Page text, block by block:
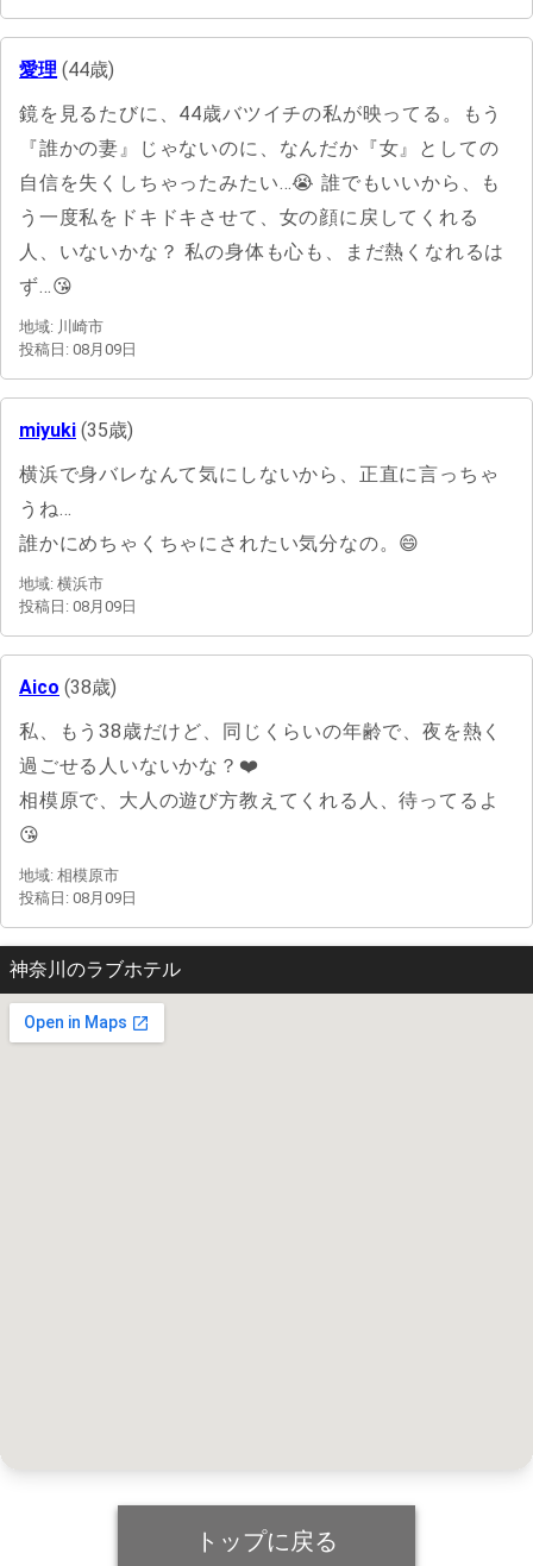
愛理 (44歳)
鏡を見るたびに、44歳バツイチの私が映ってる。もう
『誰かの妻』じゃないのに、なんだか『女』としての
自信を失くしちゃったみたい…😭 誰でもいいから、も
う一度私をドキドキさせて、女の顔に戻してくれる
人、いないかな？ 私の身体も心も、まだ熱くなれるは
ず…😘
地域: 川崎市
投稿日: 08月09日
miyuki (35歳)
横浜で身バレなんて気にしないから、正直に言っちゃ
うね…
誰かにめちゃくちゃにされたい気分なの。😄
地域: 横浜市
投稿日: 08月09日
Aico (38歳)
私、もう38歳だけど、同じくらいの年齢で、夜を熱く
過ごせる人いないかな？❤️
相模原で、大人の遊び方教えてくれる人、待ってるよ
😘
地域: 相模原市
投稿日: 08月09日
神奈川のラブホテル
トップに戻る